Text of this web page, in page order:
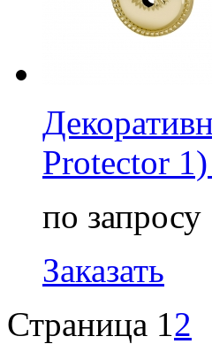
Protector
по запросу
Заказать
Страница 12